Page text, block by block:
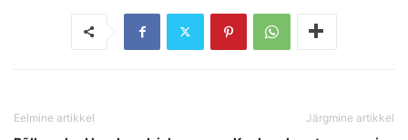
Eelmine artikkel Järgmine artikkel